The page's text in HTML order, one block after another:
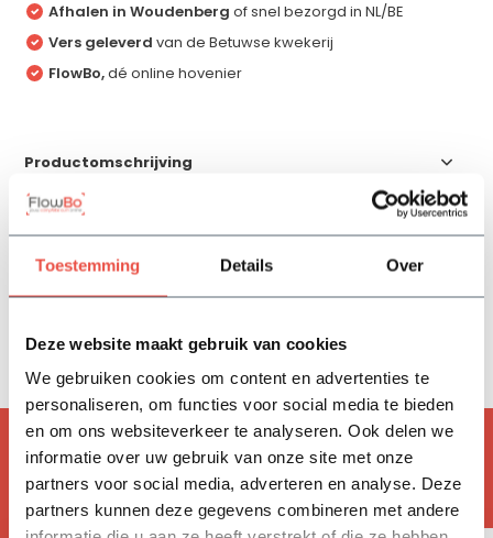
Toestemming Details Over
Deze website maakt gebruik van cookies
We gebruiken cookies om content en advertenties te
personaliseren, om functies voor social media te bieden
en om ons websiteverkeer te analyseren. Ook delen we
informatie over uw gebruik van onze site met onze
partners voor social media, adverteren en analyse. Deze
partners kunnen deze gegevens combineren met andere
Afhalen in Woudenberg of snel bezorgd in NL/BE
Vers geleverd van de Betuwse kwekerij
FlowBo,dé online hovenier
Productomschrijving
Specificaties
Reviews
ACCESSOIRES
Handig om mee te bestellen